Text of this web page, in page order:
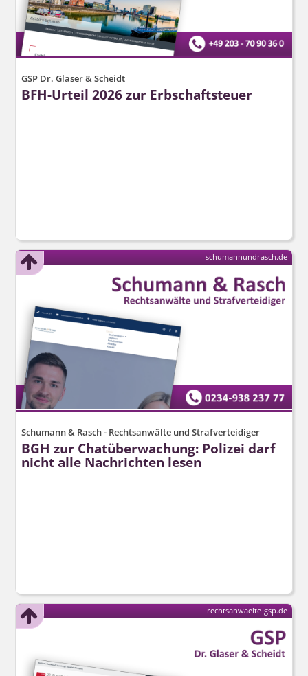
GSP Dr. Glaser & Scheidt
BFH-Urteil 2026 zur Erbschaftsteuer
Schumann & Rasch - Rechtsanwälte und Strafverteidiger
BGH zur Chatüberwachung: Polizei darf
nicht alle Nachrichten lesen
schumannundrasch.de
rechtsanwaelte-gsp.de